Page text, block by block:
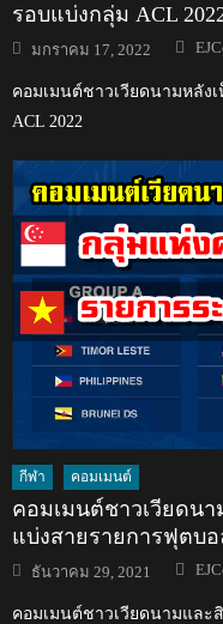
รอบแบ่งกลุ่ม ACL
Posted
on
มกราคม 17, 2022
คอมเมนต์ชาวเวียดนามหลัง
ACL 2022
กีฬา คอมเมนต์
คอมเมนต์ชาวเวียดน
แบ่งสายรายการฟุตบ
Posted
on
ธันวาคม 29, 2021
คอมเมนต์ชาวเวียดนามและ